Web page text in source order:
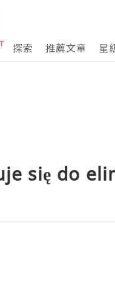
探索 推薦文章 星
się do